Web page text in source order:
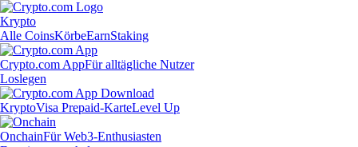
Krypto
Alle CoinsKörbeEarnStaking
Crypto.com AppFür alltägliche Nutzer
Loslegen
KryptoVisa Prepaid-KarteLevel Up
OnchainFür Web3-Enthusiasten